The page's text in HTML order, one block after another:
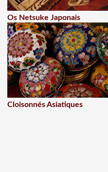
Os Netsuke Japonais
Cloisonnés Asiatiques